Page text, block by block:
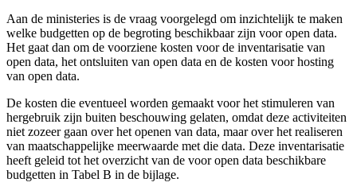
Aan de ministeries is de vraag voorgelegd om inzichtelijk te maken
welke budgetten op de begroting beschikbaar zijn voor open data.
Het gaat dan om de voorziene kosten voor de inventarisatie van
open data, het ontsluiten van open data en de kosten voor hosting
van open data.
De kosten die eventueel worden gemaakt voor het stimuleren van
hergebruik zijn buiten beschouwing gelaten, omdat deze activiteiten
niet zozeer gaan over het openen van data, maar over het realiseren
van maatschappelijke meerwaarde met die data. Deze inventarisatie
heeft geleid tot het overzicht van de voor open data beschikbare
budgetten in Tabel B in de bijlage.